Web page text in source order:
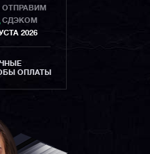
СДЭКОМ
2026
ОПЛАТЫ